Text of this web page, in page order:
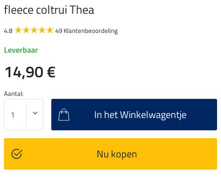
fleece coltrui Thea
4.8 49 Klantenbeoordeling
Leverbaar
14,90 €
Aantal:
In het Winkelwagentje
Nu kopen